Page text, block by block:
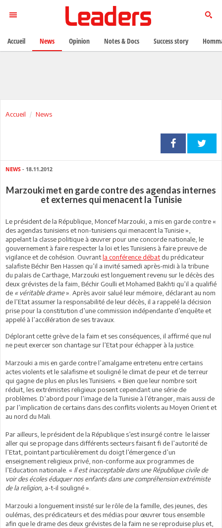
Accueil News
NEWS - 18.11.2012
Marzouki met en garde contre des agendas internes
et externes qui menacent la Tunisie
Le président de la République, Moncef Marzouki, a mis en garde contre «
des agendas tunisiens et non-tunisiens qui menacent la Tunisie »,
appelant la classe politique à œuvrer pour une concorde nationale, le
gouvernement à faire respecter la loi et les Tunisiens à faire preuve de
vigilance et de cohésion. Ouvrantla conférence débatdu prédicateur
salafiste Béchir Ben Hassen qu’il a invité samedi après-midi à la tribune
du palais de Carthage, Marzouki est longuement revenu sur le décès des
deux grévistes de la faim, Béchir Goulli et Mohamed Bakhti qu’il a qualifié
de « véritable drame». Après avoir salué leur mémoire, déclarant au nom
de l’Etat assumer la responsabilité de leur décès, il a rappelé la décision
prise pour la constitution d’une commission indépendante d’enquête et
appelé à l’accélération de ses travaux.
Déplorant cette grève de la faim et ses conséquences, il affirmé que nul
ne peut exercer son chantage sur l’Etat pour échapper à la justice.
Marzouki a mis en garde contre l’amalgame entretenu entre certains
actes violents et le salafisme et souligné le climat de peur et de terreur
qui gagne de plus en plus les Tunisiens. « Bien que leur nombre soit
réduit, les extrémistes religieux posent cependant une série de
problèmes. D’abord pour l’image de la Tunisie à l’étranger, mais aussi de
par l’implication de certains dans des conflits violents au Moyen Orient et
au nord du Mali.
Par ailleurs, le président de la République s’est insurgé contre le laisser
aller qui se propage dans différents secteurs faisant fi de l’autorité de
l’Etat, pointant particulièrement du doigt l’émergence d’un
enseignement religieux privé, non-conforme aux programmes de
l’Education nationale. « Il est inacceptable dans une République civile de
voir des écoles éduquer nos enfants dans une compréhension extrémiste
de la religion, a-t-il souligné ».
Marzouki a longuement insisté sur le rôle de la famille, des jeunes, des
oulémas, des prédicateurs et des médias pour œuvrer tous ensemble
afin que le drame des deux grévistes de la faim ne se reproduise plus et,
Accueil News Opinion Notes & Docs Success story